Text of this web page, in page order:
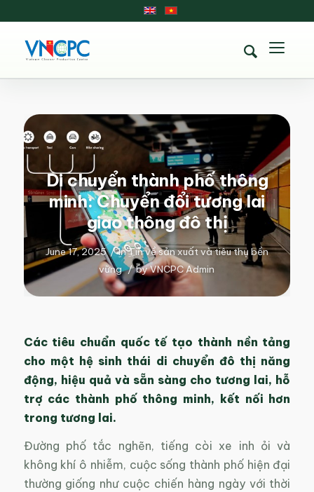
Di chuyển thành phố thông
minh: Chuyển đổi tương lai
giao thông đô thị
June 17, 2025 / inTin về sản xuất và tiêu thụ bền
vững / byVNCPC Admin
Các tiêu chuẩn quốc tế tạo thành nền tảng
cho một hệ sinh thái di chuyển đô thị năng
động, hiệu quả và sẵn sàng cho tương lai, hỗ
trợ các thành phố thông minh, kết nối hơn
trong tương lai.
Đường phố tắc nghẽn, tiếng còi xe inh ỏi và
không khí ô nhiễm, cuộc sống thành phố hiện đại
thường giống như cuộc chiến hàng ngày với thời